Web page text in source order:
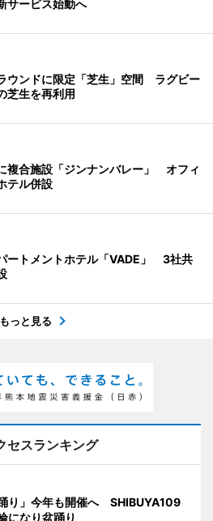
ービス始動へ
ウンドに限定「芝生」空間 ラグビー
芝生を再利用
複合施設「ジンナンバレー」 オフィ
テル併設
ートメントホテル「VADE」 3社共
もっと見る
セスランキング
踊り」今年も開催へ SHIBUYA109
になり盆踊り